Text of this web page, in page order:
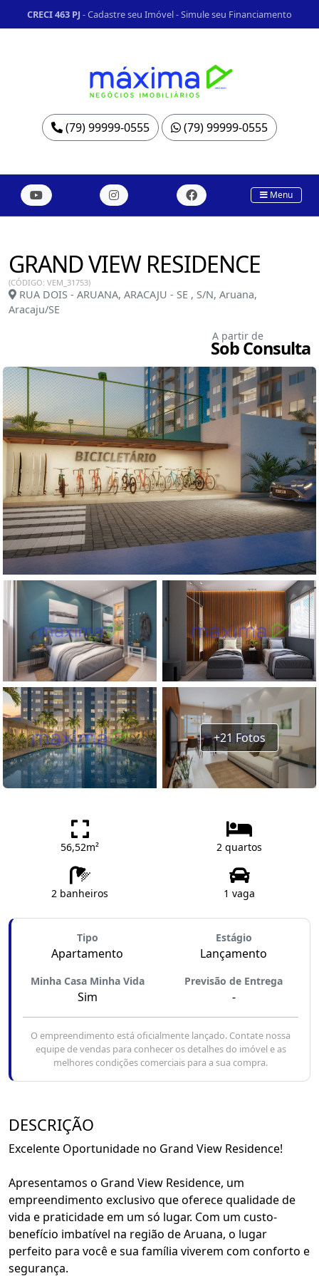
CRECI 463 PJ -Cadastre seu Imóvel-Simule seu Financiamento
(79) 99999-0555 (79) 99999-0555
Menu
GRAND VIEW RESIDENCE
(CÓDIGO: VEM_31753)
RUA DOIS - ARUANA, ARACAJU - SE , S/N, Aruana,
Aracaju/SE
A partir de
Sob Consulta
+21 Fotos
56,52m² 2 quartos
2 banheiros 1 vaga
Tipo
Apartamento
Estágio
Lançamento
Minha Casa Minha Vida
Sim
Previsão de Entrega
-
O empreendimento está oficialmente lançado. Contate nossa
equipe de vendas para conhecer os detalhes do imóvel e as
melhores condições comerciais para a sua compra.
DESCRIÇÃO
Excelente Oportunidade no Grand View Residence!
Apresentamos o Grand View Residence, um
empreendimento exclusivo que oferece qualidade de
vida e praticidade em um só lugar. Com um custo-
benefício imbatível na região de Aruana, o lugar
perfeito para você e sua família viverem com conforto e
segurança.